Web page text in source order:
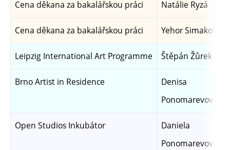
Cena děkana za bakalářskou práci Natálie Ryzá
Cena děkana za bakalářskou práci Yehor Simakov
Leipzig International Art Programme Štěpán Žůrek
Brno Artist in Residence
Denisa
Ponomarevová
Open Studios Inkubátor
Daniela
Ponomarevová,